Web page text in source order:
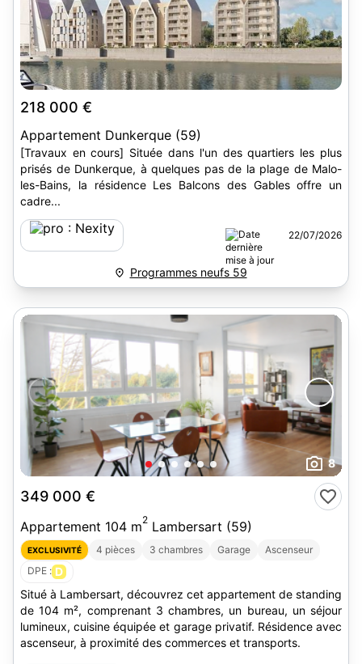
218 000 €
Appartement Dunkerque (59)
[Travaux en cours] Située dans l'un des quartiers les plus
prisés de Dunkerque, à quelques pas de la plage de Malo-
les-Bains, la résidence Les Balcons des Gables offre un
cadre...
22/07/2026
Programmes neufs 59
8
349 000 €
Appartement 104 m2 Lambersart (59)
EXCLUSIVITÉ 4 pièces 3 chambres Garage
Ascenseur
DPE : D
Situé à Lambersart, découvrez cet appartement de standing
de 104 m², comprenant 3 chambres, un bureau, un séjour
lumineux, cuisine équipée et garage privatif. Résidence avec
ascenseur, à proximité des commerces et transports.